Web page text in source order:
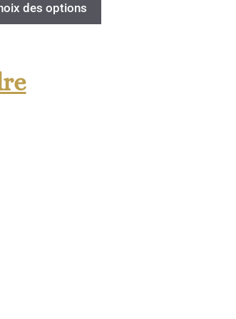
des options